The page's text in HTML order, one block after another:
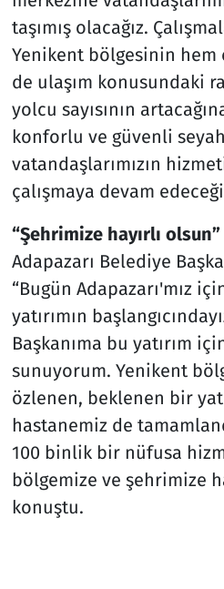
taşımış olacağız.
Yenikent bölgesinin hem
de ulaşım konusundaki
yolcu sayısının
konforlu ve güvenli
vatandaşlarımızın
çalışmaya devam
“Şehrimize hayırlı olsun”
Adapazarı Belediye
“Bugün Adapazarı'mız
yatırımın
Başkanıma bu yatırım
sunuyorum. Yenikent
özlenen, beklenen bir
hastanemiz de
100 binlik bir nüfusa
bölgemize ve şehrimize
konuştu.